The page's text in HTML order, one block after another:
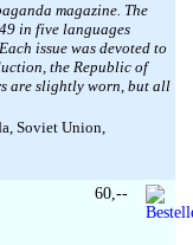
magazine. The
in five languages
issue was devoted to
the Republic of
are slightly worn, but all
Soviet Union,
60,--